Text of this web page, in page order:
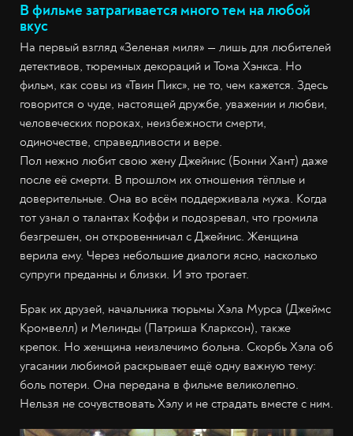
В фильме затрагивается много тем на любой
вкус
На первый взгляд «Зеленая миля» — лишь для любителей
детективов, тюремных декораций и Тома Хэнкса. Но
фильм, как совы из «Твин Пикс», не то, чем кажется. Здесь
говорится о чуде, настоящей дружбе, уважении и любви,
человеческих пороках, неизбежности смерти,
одиночестве, справедливости и вере.
Пол нежно любит свою жену Джейнис (Бонни Хант) даже
после её смерти. В прошлом их отношения тёплые и
доверительные. Она во всём поддерживала мужа. Когда
тот узнал о талантах Коффи и подозревал, что громила
безгрешен, он откровенничал с Джейнис. Женщина
верила ему. Через небольшие диалоги ясно, насколько
супруги преданны и близки. И это трогает.
Брак их друзей, начальника тюрьмы Хэла Мурса (Джеймс
Кромвелл) и Мелинды (Патриша Кларксон), также
крепок. Но женщина неизлечимо больна. Скорбь Хэла об
угасании любимой раскрывает ещё одну важную тему:
боль потери. Она передана в фильме великолепно.
Нельзя не сочувствовать Хэлу и не страдать вместе с ним.